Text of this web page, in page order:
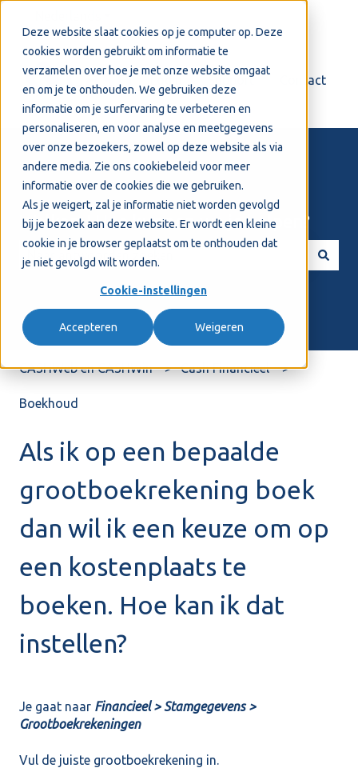
Deze website slaat cookies op je computer op. Deze
cookies worden gebruikt om informatie te
verzamelen over hoe je met onze website omgaat
en om je te onthouden. We gebruiken deze
informatie om je surfervaring te verbeteren en
personaliseren, en voor analyse en meetgegevens
over onze bezoekers, zowel op deze website als via
andere media. Zie ons cookiebeleid voor meer
informatie over de cookies die we gebruiken.
Als je weigert, zal je informatie niet worden gevolgd
bij je bezoek aan deze website. Er wordt een kleine
cookie in je browser geplaatst om te onthouden dat
je niet gevolgd wilt worden.
Cookie-instellingen
Accepteren Weigeren
Support Contact
Welkom! Hoe kunnen we je helpen?
CASHWeb en CASHWin Cash Financieel
Boekhoud
Als ik op een bepaalde
grootboekrekening boek
dan wil ik een keuze om op
een kostenplaats te
boeken. Hoe kan ik dat
instellen?
Je gaat naar Financieel > Stamgegevens >
Grootboekrekeningen
Vul de juiste grootboekrekening in.